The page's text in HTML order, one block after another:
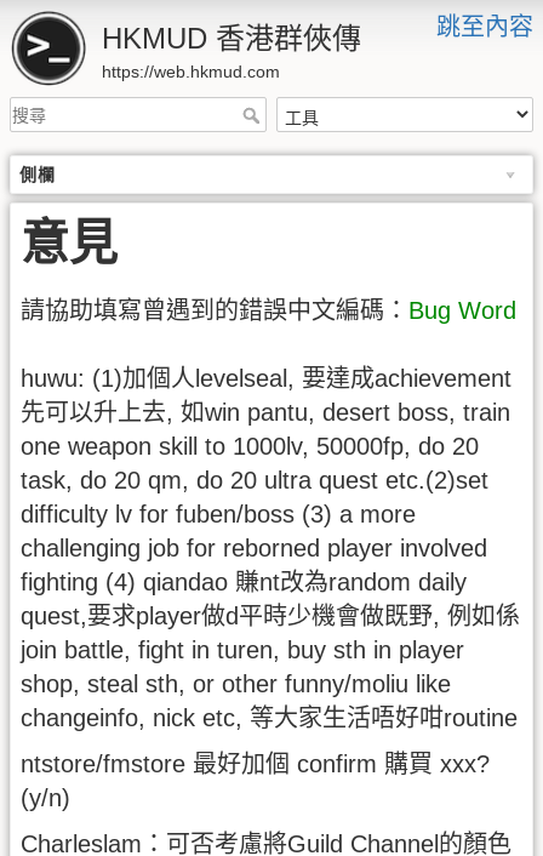
跳至內容
HKMUD 香港群俠傳
https://web.hkmud.com
側欄
意見
請協助填寫曾遇到的錯誤中文編碼： Bug Word
huwu: (1)加個人levelseal, 要達成achievement
先可以升上去, 如win pantu, desert boss, train
one weapon skill to 1000lv, 50000fp, do 20
task, do 20 qm, do 20 ultra quest etc.(2)set
difficulty lv for fuben/boss (3) a more
challenging job for reborned player involved
fighting (4) qiandao 賺nt改為random daily
quest,要求player做d平時少機會做既野, 例如係
join battle, fight in turen, buy sth in player
shop, steal sth, or other funny/moliu like
changeinfo, nick etc, 等大家生活唔好咁routine
ntstore/fmstore 最好加個 confirm 購買 xxx?
(y/n)
Charleslam：可否考慮將Guild Channel的顏色